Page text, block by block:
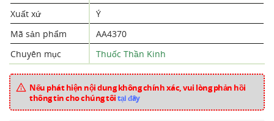
Xuất xứ
Ý
Mã sản phẩm
AA4370
Chuyên mục
Thuốc Thần Kinh
Nếu phát hiện nội dung không chính xác, vui lòng phản hồi
thông tin cho chúng tôitại đây